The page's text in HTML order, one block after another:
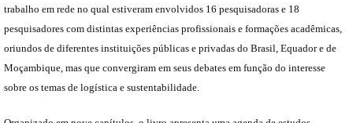
trabalho em rede no qual estiveram envolvidos 16 pesquisadoras e 18
pesquisadores com distintas experiências profissionais e formações acadêmicas,
oriundos de diferentes instituições públicas e privadas do Brasil, Equador e de
Moçambique, mas que convergiram em seus debates em função do interesse
sobre os temas de logística e sustentabilidade.